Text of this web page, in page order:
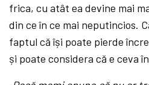
frica, cu atât ea devine mai
din ce în ce mai neputincios.
faptul că își poate pierde
și poate considera că e ceva